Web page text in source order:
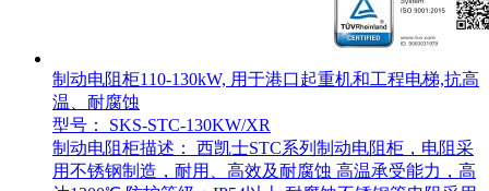
制动电阻柜110-130kW, 用于港口起重机和工程电梯,抗高
温、耐腐蚀
型号： SKS-STC-130KW/XR
制动电阻柜描述： 西凯士STC系列制动电阻柜，电阻采
用不锈钢制造，耐用、高效及耐腐蚀 高温承受能力，高